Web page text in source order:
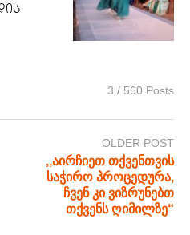
3 / 560 Posts
OLDER POST
,,აირჩიეთ თქვენთვის
საჭირო პროცედურა,
ჩვენ კი ვიზრუნებთ
თქვენს ღიმილზე“